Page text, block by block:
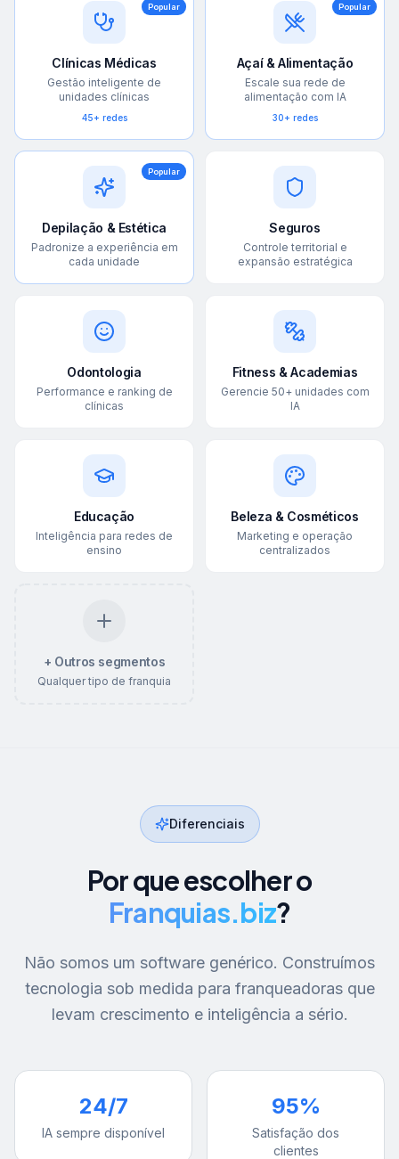
Popular
Clínicas Médicas
Gestão inteligente de
unidades clínicas
45+ redes
Popular
Açaí & Alimentação
Escale sua rede de
alimentação com IA
30+ redes
Popular
Depilação & Estética
Padronize a experiência em
cada unidade
Seguros
Controle territorial e
expansão estratégica
Odontologia
Performance e ranking de
clínicas
Fitness & Academias
Gerencie 50+ unidades com
IA
Educação
Inteligência para redes de
ensino
Beleza & Cosméticos
Marketing e operação
centralizados
+ Outros segmentos
Qualquer tipo de franquia
Diferenciais
Por que escolher o
Franquias.biz?
Não somos um software genérico. Construímos
tecnologia sob medida para franqueadoras que
levam crescimento e inteligência a sério.
24/7
IA sempre disponível
95%
Satisfação dos
clientes